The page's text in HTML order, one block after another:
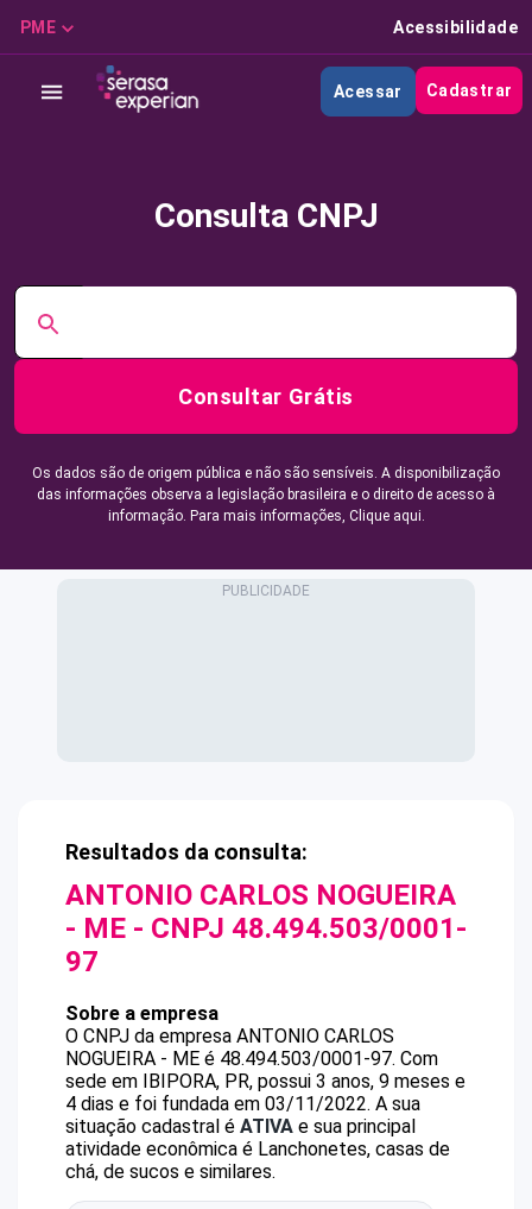
PME Acessibilidade
Acessar Cadastrar
Consulta CNPJ
Consultar Grátis
Os dados são de origem pública e não são sensíveis. A disponibilização
das informações observa a legislação brasileira e o direito de acesso à
informação. Para mais informações, Clique aqui.
Resultados da consulta:
ANTONIO CARLOS NOGUEIRA
- ME - CNPJ 48.494.503/0001-
97
Sobre a empresa
O CNPJ da empresa ANTONIO CARLOS
NOGUEIRA - ME é 48.494.503/0001-97. Com
sede em IBIPORA, PR, possui 3 anos, 9 meses e
4 dias e foi fundada em 03/11/2022. A sua
situação cadastral é ATIVA e sua principal
atividade econômica é Lanchonetes, casas de
chá, de sucos e similares.